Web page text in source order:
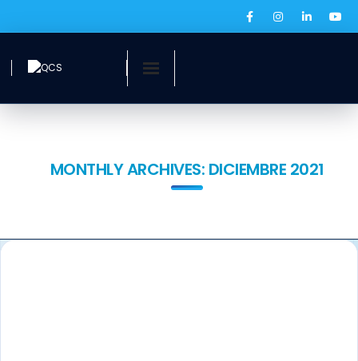
MONTHLY ARCHIVES: DICIEMBRE 2021